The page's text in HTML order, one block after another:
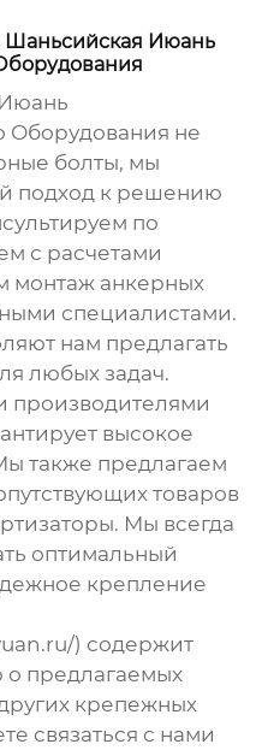
Шаньсийская Июань
Оборудования не
болты, мы
подход к решению
по
с расчетами
монтаж анкерных
специалистами.
нам предлагать
любых задач.
производителями
высокое
также предлагаем
товаров
Мы всегда
оптимальный
крепление
) содержит
предлагаемых
крепежных
связаться с нами